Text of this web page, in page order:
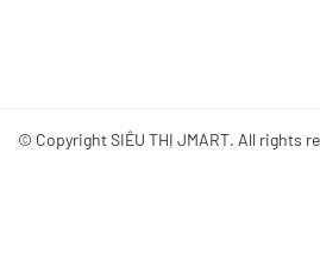
© CopyrightSIÊU THỊ JMART. All rights